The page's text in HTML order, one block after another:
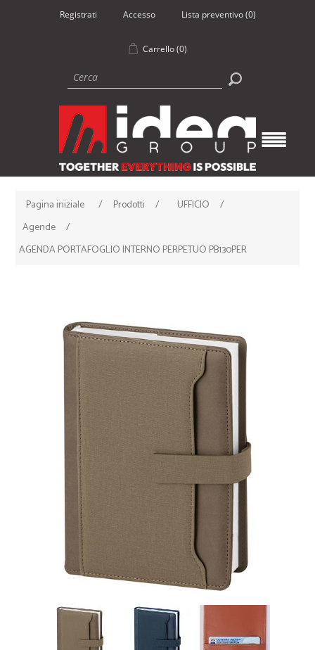
Registrati Accesso Lista preventivo (0)
Carrello (0)
Pagina iniziale / Prodotti / UFFICIO
/
Agende
/
AGENDA PORTAFOGLIO INTERNO PERPETUO PB130PER